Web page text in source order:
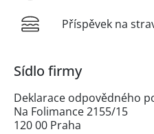
Příspěvek na
Sídlo firmy
Deklarace odpovědného
Na Folimance 2155/15
120 00 Praha